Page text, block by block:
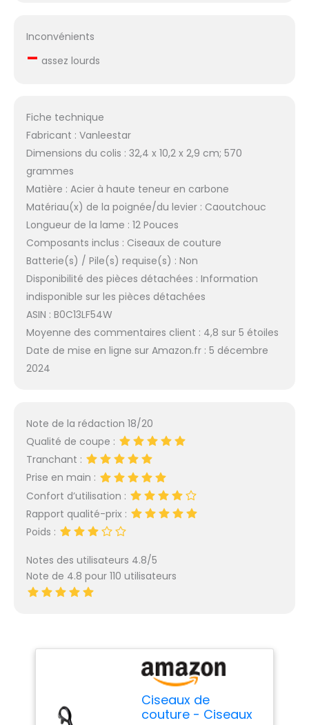
Inconvénients
– assez lourds
Fiche technique
Fabricant : Vanleestar
Dimensions du colis : 32,4 x 10,2 x 2,9 cm; 570
grammes
Matière : Acier à haute teneur en carbone
Matériau(x) de la poignée/du levier : Caoutchouc
Longueur de la lame : 12 Pouces
Composants inclus : Ciseaux de couture
Batterie(s) / Pile(s) requise(s) : Non
Disponibilité des pièces détachées : Information
indisponible sur les pièces détachées
ASIN : B0C13LF54W
Moyenne des commentaires client : 4,8 sur 5 étoiles
Date de mise en ligne sur Amazon.fr : 5 décembre
2024
Note de la rédaction 18/20
Qualité de coupe :
Tranchant :
Prise en main :
Confort d’utilisation :
Rapport qualité-prix :
Poids :
Notes des utilisateurs 4.8/5
Note de 4.8 pour 110 utilisateurs
Ciseaux de
couture - Ciseaux